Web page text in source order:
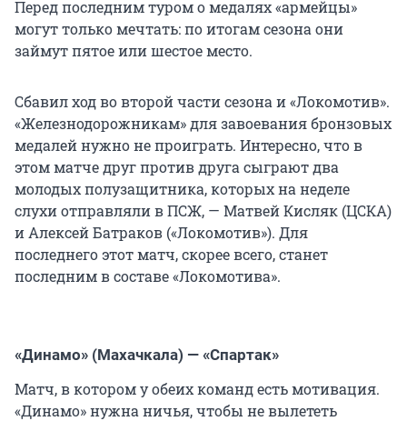
Перед последним туром о медалях «армейцы»
могут только мечтать: по итогам сезона они
займут пятое или шестое место.
Сбавил ход во второй части сезона и «Локомотив».
«Железнодорожникам» для завоевания бронзовых
медалей нужно не проиграть. Интересно, что в
этом матче друг против друга сыграют два
молодых полузащитника, которых на неделе
слухи отправляли в ПСЖ, — Матвей Кисляк (ЦСКА)
и Алексей Батраков («Локомотив»). Для
последнего этот матч, скорее всего, станет
последним в составе «Локомотива».
«Динамо» (Махачкала) — «Спартак»
Матч, в котором у обеих команд есть мотивация.
«Динамо» нужна ничья, чтобы не вылететь